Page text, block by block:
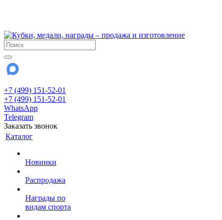
+7 (499) 151-52-01
+7 (499) 151-52-01
WhatsApp
Telegram
Заказать звонок
Каталог
Новинки
Распродажа
Награды по
видам спорта